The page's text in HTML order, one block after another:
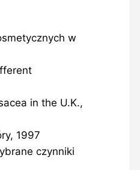
w
in the U.K.,
1997
czynniki